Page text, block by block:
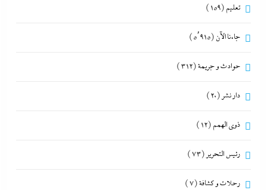
تعليم (159)
جاءنا الآن (5٬915)
حوادث و جريمة(312)
دار نشر (20)
ذوى الهمم (12)
رئيس التحرير (73)
رحلات و كشافة(7)